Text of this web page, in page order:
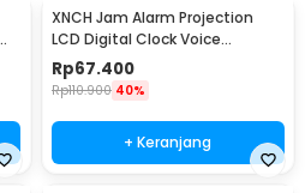
XNCH Jam Alarm Projection
LCD Digital Clock Voice
Thermometer - FJ3532
Rp67.400
Rp110.900 40%
+ Keranjang